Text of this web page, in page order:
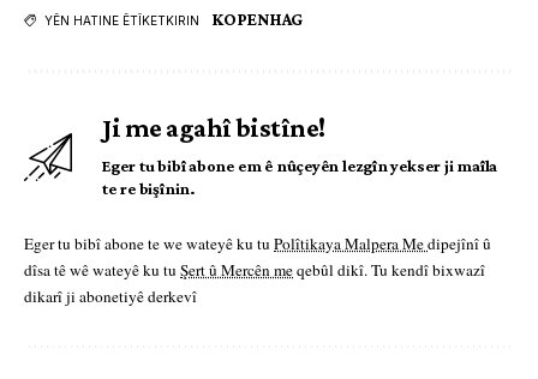
YÊN HATINE ÊTÎKETKIRIN KOPENHAG
Ji me agahî bistîne!
Eger tu bibî abone em ê nûçeyên lezgîn yekser ji maîla
te re bişînin.
Eger tu bibî abone te we wateyê ku tu Polîtikaya Malpera Medipejînî û
dîsa tê wê wateyê ku tu Şert û Mercên meqebûl dikî. Tu kendî bixwazî
dikarî ji abonetiyê derkevî